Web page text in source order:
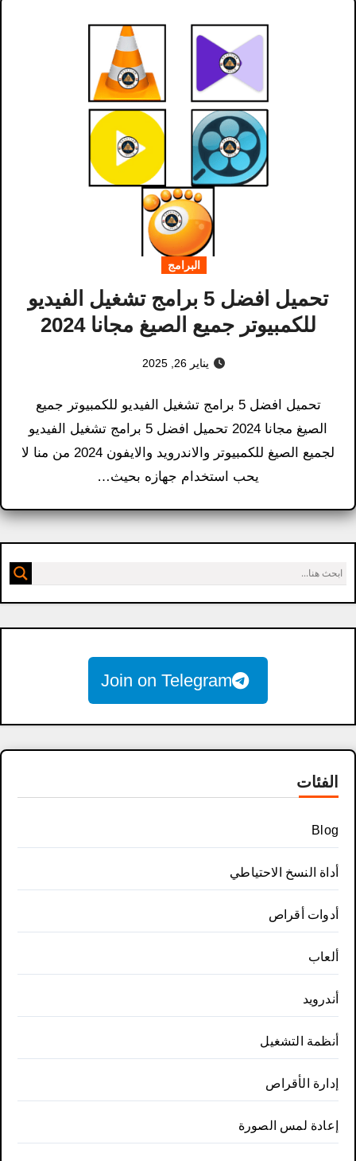
البرامج
تحميل افضل 5 برامج تشغيل الفيديو
للكمبيوتر جميع الصيغ مجانا 2024
يناير 26, 2025
تحميل افضل 5 برامج تشغيل الفيديو للكمبيوتر جميع
الصيغ مجانا 2024 تحميل افضل 5 برامج تشغيل الفيديو
لجميع الصيغ للكمبيوتر والاندرويد والايفون 2024 من منا لا
يحب استخدام جهازه بحيث…
Join on Telegram
الفئات
Blog
أداة النسخ الاحتياطي
أدوات أقراص
ألعاب
أندرويد
أنظمة التشغيل
إدارة الأقراص
إعادة لمس الصورة